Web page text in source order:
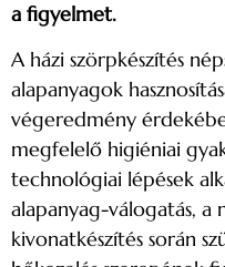
a figyelmet.
A házi szörpkészítés
alapanyagok
végeredmény
megfelelő higiéniai
technológiai lépések
alapanyag-válogatás, a
kivonatkészítés során